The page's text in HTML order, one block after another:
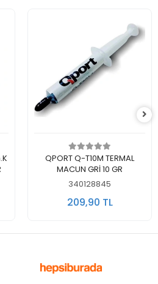
Sepete Ekle
QPORT Q-T10M TERMAL
MACUN GRİ 10 GR
340128845
209,90 TL